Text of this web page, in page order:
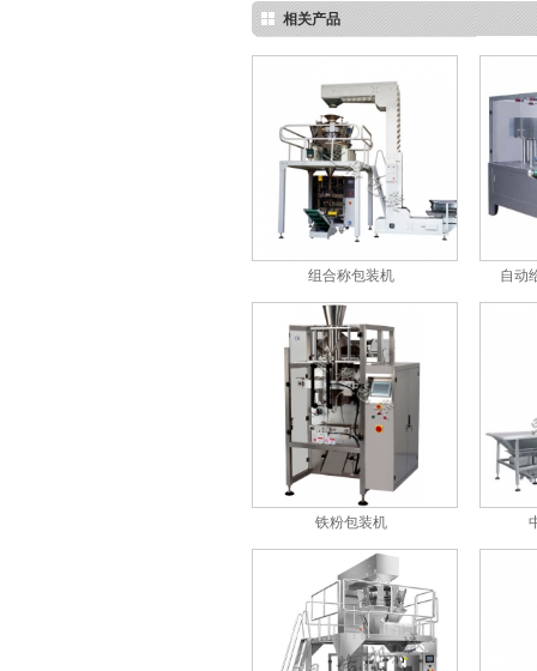
相关产品
组合称包装机 自动
铁粉包装机